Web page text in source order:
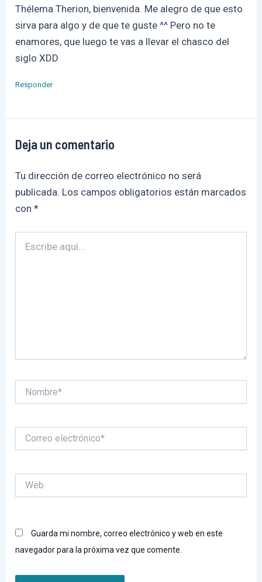
Thélema Therion, bienvenida. Me alegro de que esto
sirva para algo y de que te guste ^^ Pero no te
enamores, que luego te vas a llevar el chasco del
siglo XDD
Responder
Deja un comentario
Tu dirección de correo electrónico no será
publicada. Los campos obligatorios están marcados
con*
aquí...
electrónico*
Guarda mi nombre, correo electrónico y web en este
navegador para la próxima vez que comente.